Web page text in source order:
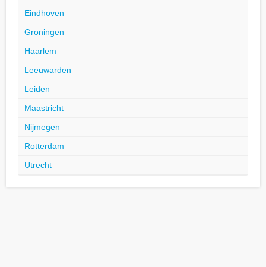
Eindhoven
Groningen
Haarlem
Leeuwarden
Leiden
Maastricht
Nijmegen
Rotterdam
Utrecht